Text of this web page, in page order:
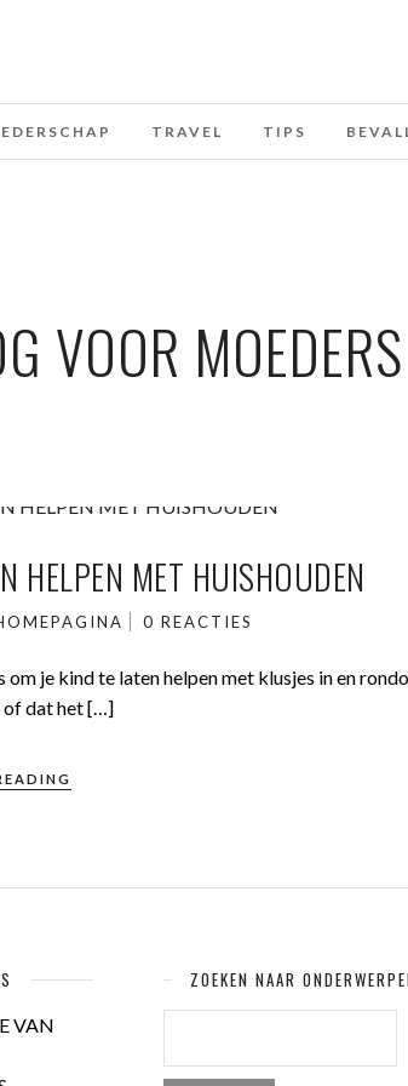
TRAVEL TIPS
VOOR MOEDERS
HELPEN MET HUISHOUDEN
0 REACTIES
je kind te laten helpen met klusjes in en
of dat het […]
VAN
ZOEKEN NAAR